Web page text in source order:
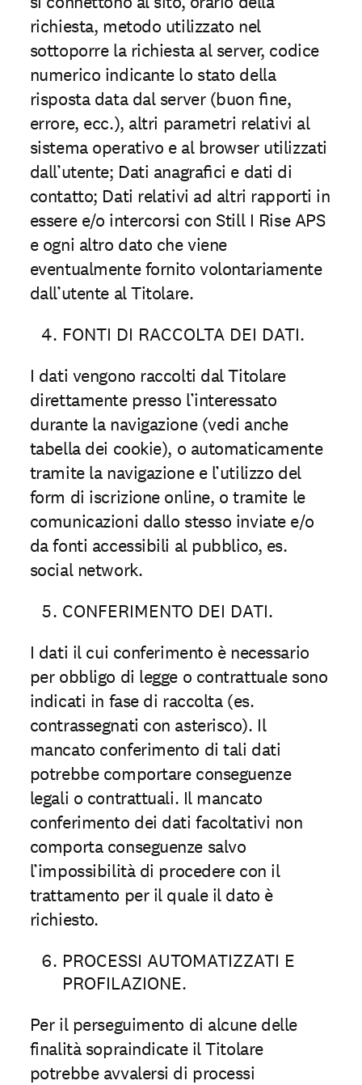
richiesta, metodo utilizzato nel
sottoporre la richiesta al server, codice
numerico indicante lo stato della
risposta data dal server (buon ﬁne,
errore, ecc.), altri parametri relativi al
sistema operativo e al browser utilizzati
dall’utente; Dati anagraﬁci e dati di
contatto; Dati relativi ad altri rapporti in
essere e/o intercorsi con Still I Rise APS
e ogni altro dato che viene
eventualmente fornito volontariamente
dall’utente al Titolare.
FONTI DI RACCOLTA DEI DATI.
I dati vengono raccolti dal Titolare
direttamente presso l’interessato
durante la navigazione (vedi anche
tabella dei cookie), o automaticamente
tramite la navigazione e l’utilizzo del
form di iscrizione online, o tramite le
comunicazioni dallo stesso inviate e/o
da fonti accessibili al pubblico, es.
social network.
CONFERIMENTO DEI DATI.
I dati il cui conferimento è necessario
per obbligo di legge o contrattuale sono
indicati in fase di raccolta (es.
contrassegnati con asterisco). Il
mancato conferimento di tali dati
potrebbe comportare conseguenze
legali o contrattuali. Il mancato
conferimento dei dati facoltativi non
comporta conseguenze salvo
l’impossibilità di procedere con il
trattamento per il quale il dato è
richiesto.
PROCESSI AUTOMATIZZATI E
PROFILAZIONE.
Per il perseguimento di alcune delle
finalità sopraindicate il Titolare
potrebbe avvalersi di processi